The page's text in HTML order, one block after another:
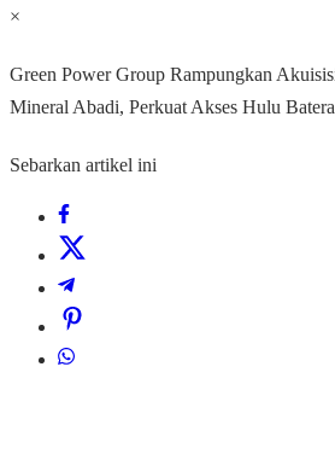
×
Green Power Group Rampungkan
Mineral Abadi, Perkuat Akses Hulu
Sebarkan artikel ini